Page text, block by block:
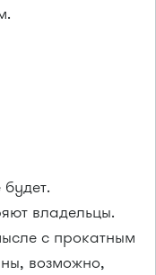
владельцы.
с прокатным
возможно,